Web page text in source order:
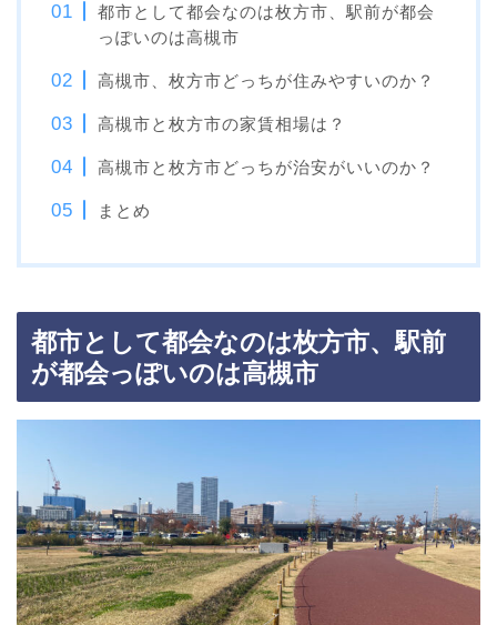
都市として都会なのは枚方市、駅前が都会
っぽいのは高槻市
高槻市、枚方市どっちが住みやすいのか？
高槻市と枚方市の家賃相場は？
高槻市と枚方市どっちが治安がいいのか？
まとめ
都市として都会なのは枚方市、駅前
が都会っぽいのは高槻市